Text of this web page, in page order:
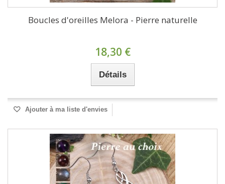
Boucles d'oreilles Melora - Pierre naturelle
18,30 €
Détails
Ajouter à ma liste d'envies